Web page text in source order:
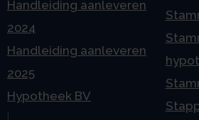
Handleiding aanleveren
2024
Handleiding aanleveren
2025
Hypotheek BV